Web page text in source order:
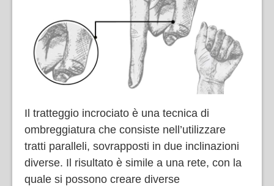
Il tratteggio incrociato è una tecnica di
ombreggiatura che consiste nell’utilizzare
tratti paralleli, sovrapposti in due inclinazioni
diverse. Il risultato è simile a una rete, con la
quale si possono creare diverse